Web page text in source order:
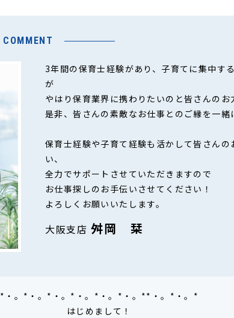
COMMENT
3年間の保育士経験があり、子育てに集中す
が
やはり保育業界に携わりたいのと皆さんのお
是非、皆さんの素敵なお仕事とのご縁を一緒
保育士経験や子育て経験も活かして皆さん
い、
全力でサポートさせていただきますので
お仕事探しのお手伝いさせてください！
よろしくお願いいたします。
大阪支店 舛岡 栞
*・。*・。*・。*・。*・。*・。**・。*・。*
はじめまして！